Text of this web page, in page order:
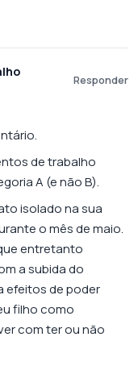
Responder
de trabalho
A (e não B).
isolado na sua
o mês de maio.
entretanto
a subida do
efeitos de poder
filho como
com ter ou não